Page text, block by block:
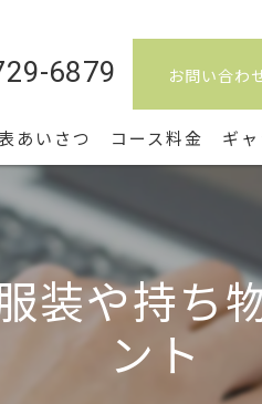
6879 お問い合わ
あいさつ コース料金 ギ
装や持ち
ント